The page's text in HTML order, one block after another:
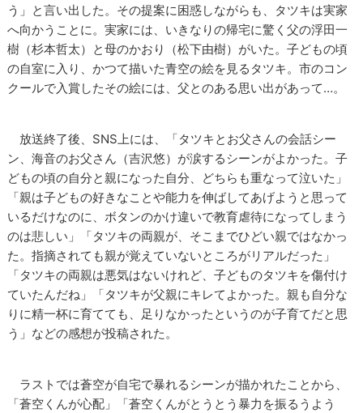
う」と言い出した。その提案に困惑しながらも、タツキは実家
へ向かうことに。実家には、いきなりの帰宅に驚く父の浮田一
樹（杉本哲太）と母のかおり（松下由樹）がいた。子どもの頃
の自室に入り、かつて描いた青空の絵を見るタツキ。市のコン
クールで入賞したその絵には、父とのある思い出があって…。
放送終了後、SNS上には、「タツキとお父さんの会話シー
ン、海音のお父さん（吉沢悠）が涙するシーンがよかった。子
どもの頃の自分と親になった自分、どちらも重なって泣いた」
「親は子どもの好きなことや能力を伸ばしてあげようと思って
いるだけなのに、ボタンのかけ違いで教育虐待になってしまう
のは悲しい」「タツキの両親が、そこまでひどい親ではなかっ
た。指摘されても親が覚えていないところがリアルだった」
「タツキの両親は悪気はないけれど、子どものタツキを傷付け
ていたんだね」「タツキが父親にキレてよかった。親も自分な
りに精一杯に育てても、足りなかったというのが子育てだと思
う」などの感想が投稿された。
ラストでは蒼空が自宅で暴れるシーンが描かれたことから、
「蒼空くんが心配」「蒼空くんがとうとう暴力を振るうよう